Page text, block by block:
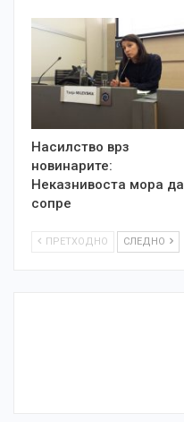
Насилство врз
новинарите:
Неказнивоста мора да
сопре
ПРЕТХОДНО СЛЕДНО